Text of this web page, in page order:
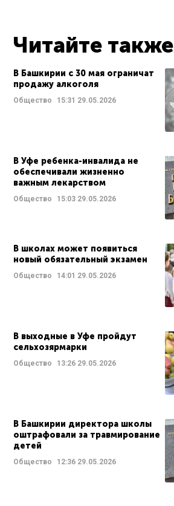
Читайте также
В Башкирии с 30 мая ограничат
продажу алкоголя
Общество 15:31 29.05.2026
В Уфе ребенка-инвалида не
обеспечивали жизненно
важным лекарством
Общество 15:03 29.05.2026
В школах может появиться
новый обязательный экзамен
Общество 14:01 29.05.2026
В выходные в Уфе пройдут
сельхозярмарки
Общество 13:26 29.05.2026
В Башкирии директора школы
оштрафовали за травмирование
детей
Общество 12:36 29.05.2026